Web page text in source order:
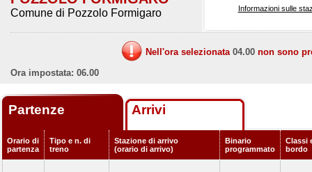
Comune di Pozzolo Formigaro
Informazioni sulle
Nell'ora selezionata 04.00 non sono
Ora impostata: 06.00
Partenze Arrivi
Orario di
partenza
Tipo e n. di
treno
Stazione di arrivo
(orario di arrivo)
Binario
programmato
Classi
bordo